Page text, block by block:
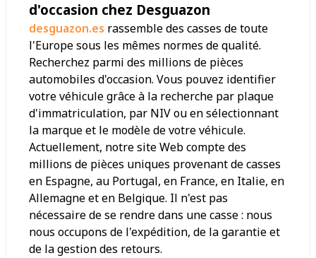
d'occasion chez Desguazon
desguazon.es rassemble des casses de toute
l'Europe sous les mêmes normes de qualité.
Recherchez parmi des millions de pièces
automobiles d'occasion. Vous pouvez identifier
votre véhicule grâce à la recherche par plaque
d'immatriculation, par NIV ou en sélectionnant
la marque et le modèle de votre véhicule.
Actuellement, notre site Web compte des
millions de pièces uniques provenant de casses
en Espagne, au Portugal, en France, en Italie, en
Allemagne et en Belgique. Il n'est pas
nécessaire de se rendre dans une casse : nous
nous occupons de l'expédition, de la garantie et
de la gestion des retours.